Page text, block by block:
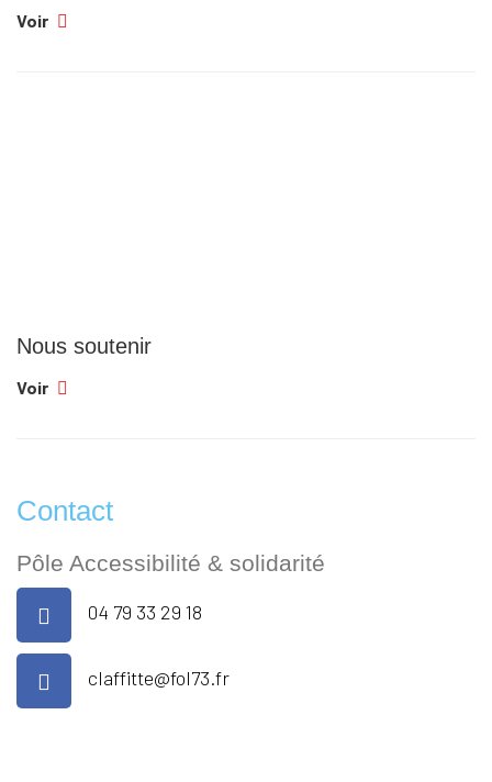
Voir
Nous soutenir
Voir
Contact
Pôle Accessibilité & solidarité
04 79 33 29 18
claffitte@fol73.fr